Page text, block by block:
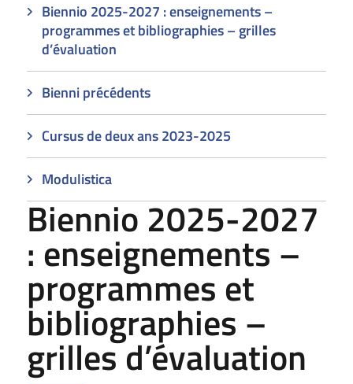
Biennio 2025-2027 : enseignements –
programmes et bibliographies – grilles
d’évaluation
Bienni précédents
Cursus de deux ans 2023-2025
Modulistica
Biennio 2025-2027
: enseignements –
programmes et
bibliographies –
grilles d’évaluation